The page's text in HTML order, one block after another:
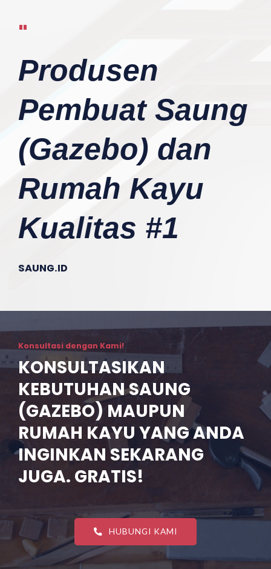
"
Produsen
Pembuat Saung
(Gazebo) dan
Rumah Kayu
Kualitas #1
SAUNG.ID
Konsultasi dengan Kami!
KONSULTASIKAN
KEBUTUHAN SAUNG
(GAZEBO) MAUPUN
RUMAH KAYU YANG ANDA
INGINKAN SEKARANG
JUGA. GRATIS!
HUBUNGI KAMI